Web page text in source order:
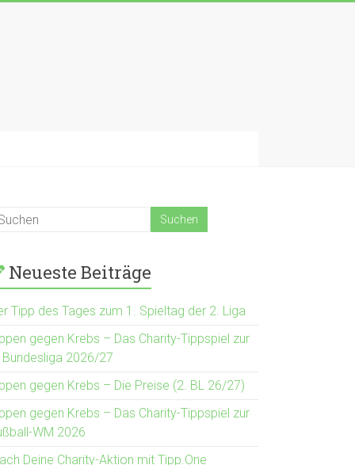
Neueste Beiträge
Tipp des Tages zum 1. Spieltag der 2. Liga
gegen Krebs – Das Charity-Tippspiel zur
Bundesliga 2026/27
gegen Krebs – Die Preise (2. BL 26/27)
gegen Krebs – Das Charity-Tippspiel zur
WM 2026
Deine Charity-Aktion mit Tipp.One